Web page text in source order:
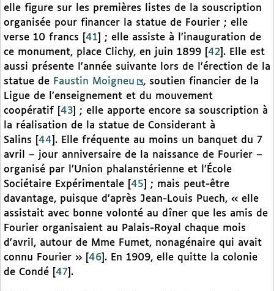
elle figure sur les premières listes de la souscription
organisée pour financer la statue de Fourier ; elle
verse 10 francs
41
; elle assiste à l’inauguration de
ce monument, place Clichy, en juin 1899
42 . Elle est
aussi présente l’année suivante lors de l’érection de la
statue de Faustin Moigneu
, soutien financier de la
Ligue de l’enseignement et du mouvement
coopératif
43
; elle apporte encore sa souscription à
la réalisation de la statue de Considerant à
Salins
44 . Elle fréquente au moins un banquet du 7
avril – jour anniversaire de la naissance de Fourier –
organisé par l’Union phalanstérienne et l’École
Sociétaire Expérimentale
45
; mais peut-être
davantage, puisque d’après Jean-Louis Puech, « elle
assistait avec bonne volonté au dîner que les amis de
Fourier organisaient au Palais-Royal chaque mois
d’avril, autour de Mme Fumet, nonagénaire qui avait
connu Fourier »
46 . En 1909, elle quitte la colonie
de Condé
47 .